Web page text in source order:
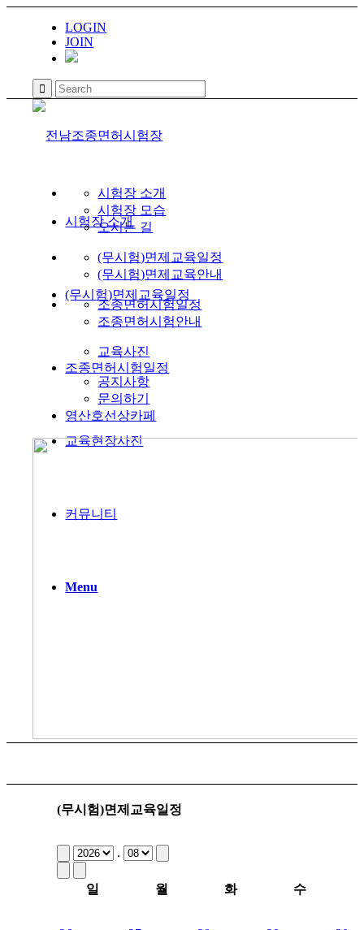
LOGIN
JOIN
시험장 소개
(무시험)면제교육일정
조종면허시험일정
교육현장사진
커뮤니티
Menu
시험장 소개
시험장 모습
오시는 길
(무시험)면제교육일정
(무시험)면제교육안내
조종면허시험일정
조종면허시험안내
교육사진
공지사항
문의하기
영산호선상카페
(무시험)면제교육일정
.
일 월 화 수